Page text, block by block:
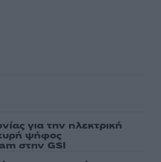
για την ηλεκτρική
ψήφος
στην GSI